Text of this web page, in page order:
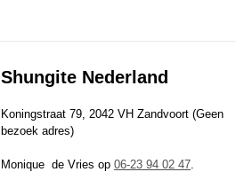
Shungite Nederland
Koningstraat 79, 2042 VH Zandvoort (Geen
bezoek adres)
Monique de Vries op 06-23 94 02 47.